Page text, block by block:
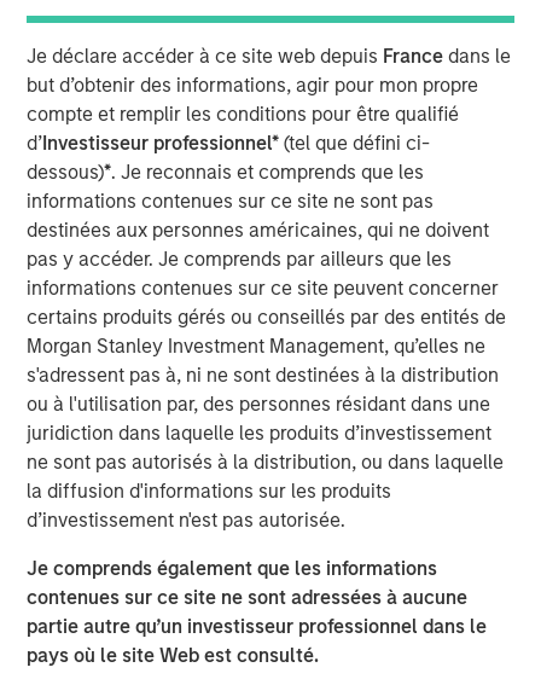
Je déclare accéder à ce site web depuis France dans le
but d’obtenir des informations, agir pour mon propre
compte et remplir les conditions pour être qualifié
d’Investisseur professionnel*(tel que défini ci-
dessous)*. Je reconnais et comprends que les
informations contenues sur ce site ne sont pas
destinées aux personnes américaines, qui ne doivent
pas y accéder. Je comprends par ailleurs que les
informations contenues sur ce site peuvent concerner
certains produits gérés ou conseillés par des entités de
Morgan Stanley Investment Management, qu’elles ne
s'adressent pas à, ni ne sont destinées à la distribution
ou à l'utilisation par, des personnes résidant dans une
juridiction dans laquelle les produits d’investissement
ne sont pas autorisés à la distribution, ou dans laquelle
la diffusion d'informations sur les produits
d’investissement n'est pas autorisée.
Je comprends également que les informations
contenues sur ce site ne sont adressées à aucune
partie autre qu’un investisseur professionnel dans le
pays où le site Web est consulté.
with Captek Softgel International, a leading Vitamin,
Mineral & Supplement (“VMS”) soft gel manufacturer in
North America. The new continuation fund acquired
Captek from Swander Pace Capital Fund V and Swander
Pace Capital Fund VI. Each investor from SPC Fund V and
VI had the opportunity to roll over their equity stake and
continue to participate as an investor. Morgan Stanley
was the lead investor in the continuation fund and is
joined by Rabo Investments, the investment arm of
Rabobank, as well as Swander Pace reinvesting LPs and
GPs. The new Fund includes substantial capital
investment to drive organic growth initiatives and
strategic acquisitions for Captek going forward.
Swander Pace Capital acquired Captek in December of
2015 and later added onto this initial investment with the
acquisition of J&D Labs in July of 2017. The combined
scale contract manufacturing business with expertise in
providing custom VMS products to its well diversified
customer base.